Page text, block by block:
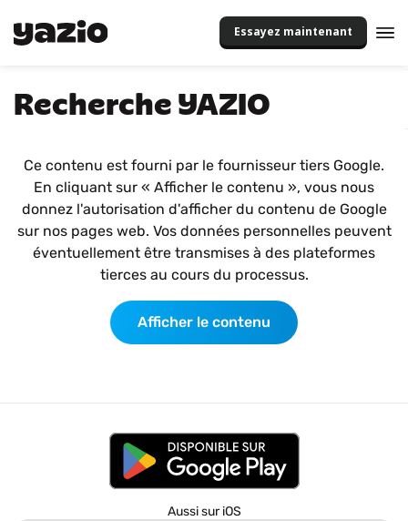
Essayez maintenant
Recherche YAZIO
Ce contenu est fourni par le fournisseur tiers Google.
En cliquant sur « Afficher le contenu », vous nous
donnez l'autorisation d'afficher du contenu de Google
sur nos pages web. Vos données personnelles peuvent
éventuellement être transmises à des plateformes
tierces au cours du processus.
Afficher le contenu
Aussi sur iOS